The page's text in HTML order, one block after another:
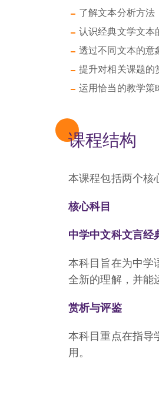
了解文本分析方法
认识经典文学文本
透过不同文本的意
提升对相关课题的
运用恰当的教学策
课程结构
本课程包括两个核
核心科目
中学中文科文言经
本科目旨在为中学
全新的理解，并能
赏析与评鉴
本科目重点在指导
用。